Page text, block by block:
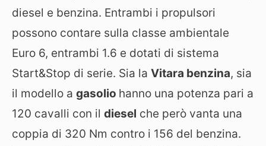
diesel e benzina. Entrambi i propulsori
possono contare sulla classe ambientale
Euro 6, entrambi 1.6 e dotati di sistema
Start&Stop di serie. Sia la Vitara benzina, sia
il modello a gasolio hanno una potenza pari a
120 cavalli con il diesel che però vanta una
coppia di 320 Nm contro i 156 del benzina.